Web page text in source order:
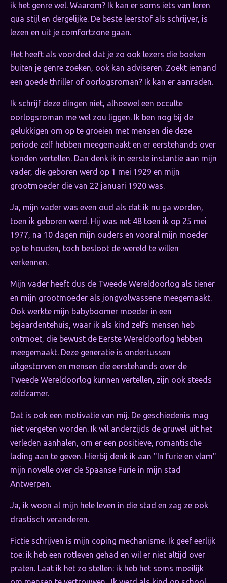
ik het genre wel. Waarom? Ik kan er soms iets van leren
qua stijl en dergelijke. De beste leerstof als schrijver, is
lezen en uit je comfortzone gaan.
Het heeft als voordeel dat je zo ook lezers die boeken
buiten je genre zoeken, ook kan adviseren. Zoekt iemand
een goede thriller of oorlogsroman? Ik kan er aanraden.
Ik schrijf deze dingen niet, alhoewel een occulte
oorlogsroman me wel zou liggen. Ik ben nog bij de
gelukkigen om op te groeien met mensen die deze
periode zelf hebben meegemaakt en er eerstehands over
konden vertellen. Dan denk ik in eerste instantie aan mijn
vader, die geboren werd op 1 mei 1929 en mijn
grootmoeder die van 22 januari 1920 was.
Ja, mijn vader was even oud als dat ik nu ga worden,
toen ik geboren werd. Hij was net 48 toen ik op 25 mei
1977, na 10 dagen mijn ouders en vooral mijn moeder
op te houden, toch besloot de wereld te willen
verkennen.
Mijn vader heeft dus de Tweede Wereldoorlog als tiener
en mijn grootmoeder als jongvolwassene meegemaakt.
Ook werkte mijn babyboomer moeder in een
bejaardentehuis, waar ik als kind zelfs mensen heb
ontmoet, die bewust de Eerste Wereldoorlog hebben
meegemaakt. Deze generatie is ondertussen
uitgestorven en mensen die eerstehands over de
Tweede Wereldoorlog kunnen vertellen, zijn ook steeds
zeldzamer.
Dat is ook een motivatie van mij. De geschiedenis mag
niet vergeten worden. Ik wil anderzijds de gruwel uit het
verleden aanhalen, om er een positieve, romantische
lading aan te geven. Hierbij denk ik aan "In furie en vlam"
mijn novelle over de Spaanse Furie in mijn stad
Antwerpen.
Ja, ik woon al mijn hele leven in die stad en zag ze ook
drastisch veranderen.
Fictie schrijven is mijn coping mechanisme. Ik geef eerlijk
toe: ik heb een rotleven gehad en wil er niet altijd over
praten. Laat ik het zo stellen: ik heb het soms moeilijk